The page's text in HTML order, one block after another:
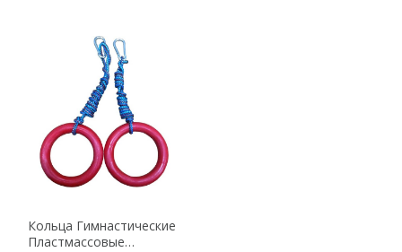
Кольца Гимнастические
Пластмассовые